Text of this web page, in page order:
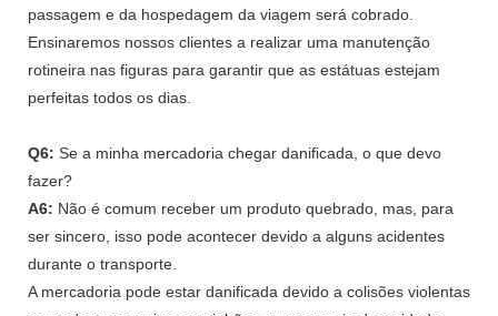
passagem e da hospedagem da viagem será cobrado.
Ensinaremos nossos clientes a realizar uma manutenção
rotineira nas figuras para garantir que as estátuas estejam
perfeitas todos os dias.
Q6: Se a minha mercadoria chegar danificada, o que devo
fazer?
A6: Não é comum receber um produto quebrado, mas, para
ser sincero, isso pode acontecer devido a alguns acidentes
durante o transporte.
A mercadoria pode estar danificada devido a colisões violentas